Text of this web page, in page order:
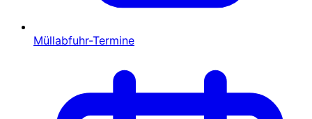
Müllabfuhr-Termine